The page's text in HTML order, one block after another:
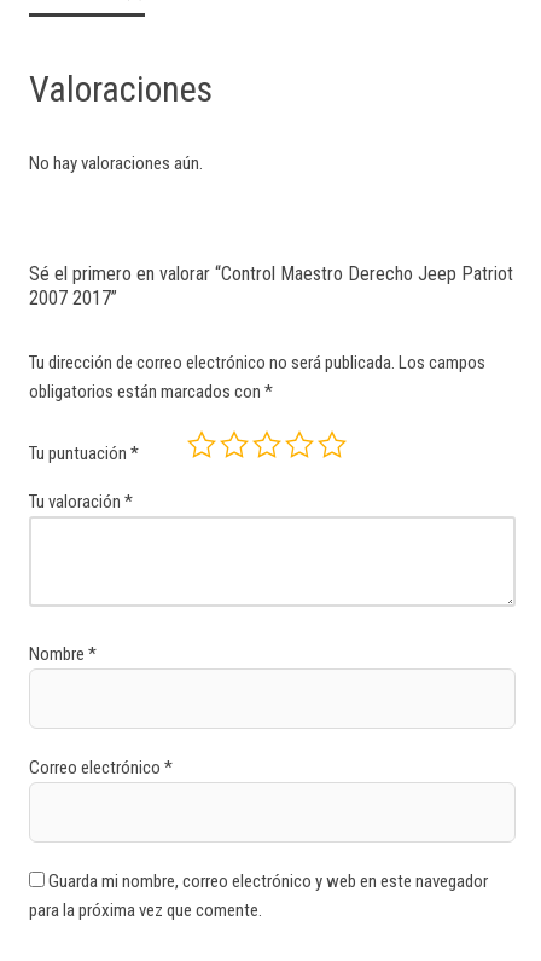
Valoraciones
No hay valoraciones aún.
Sé el primero en valorar “Control Maestro Derecho Jeep Patriot
2007 2017”
Tu dirección de correo electrónico no será publicada. Los campos
obligatorios están marcados con *
Tu puntuación *
Tu valoración *
Nombre *
Correo electrónico *
Guarda mi nombre, correo electrónico y web en este navegador
para la próxima vez que comente.